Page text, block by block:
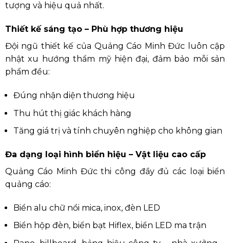
tượng và hiệu quả nhất.
Thiết kế sáng tạo – Phù hợp thương hiệu
Đội ngũ thiết kế của Quảng Cáo Minh Đức luôn cập
nhật xu hướng thẩm mỹ hiện đại, đảm bảo mỗi sản
phẩm đều:
Đúng nhận diện thương hiệu
Thu hút thị giác khách hàng
Tăng giá trị và tính chuyên nghiệp cho không gian
Đa dạng loại hình biển hiệu – Vật liệu cao cấp
Quảng Cáo Minh Đức thi công đầy đủ các loại biển
quảng cáo:
Biển alu chữ nổi mica, inox, đèn LED
Biển hộp đèn, biển bạt Hiflex, biển LED ma trận